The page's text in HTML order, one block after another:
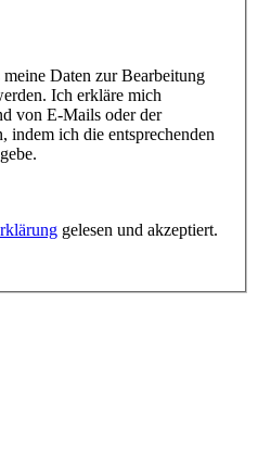
Daten zur Bearbeitung
Ich erkläre mich
von E-Mails oder der
indem ich die entsprechenden
gelesen und akzeptiert.